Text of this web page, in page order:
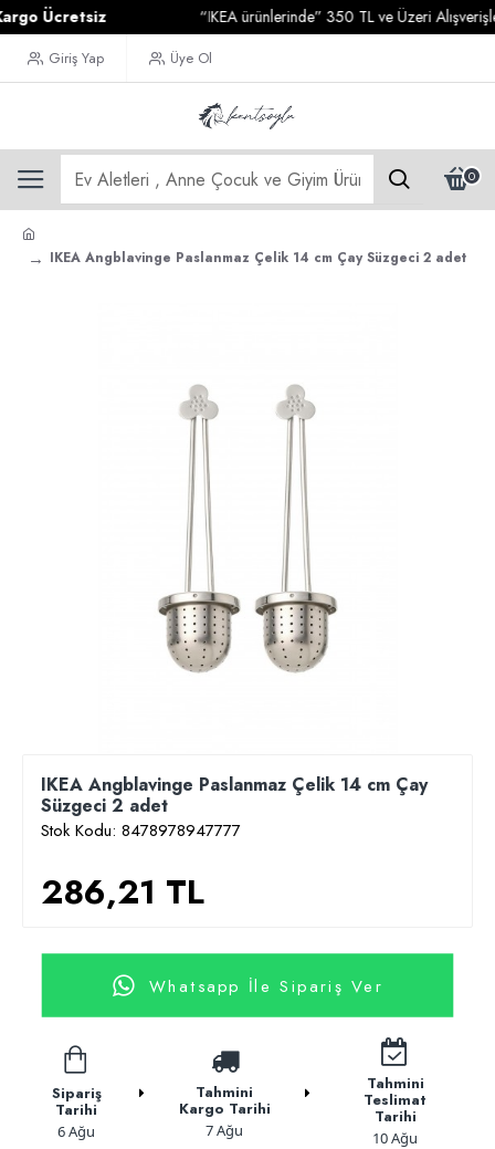
Ücretsiz “IKEA ürünlerinde” 350 TL ve Üzeri
Giriş Yap Üye Ol
0
IKEA Angblavinge Paslanmaz Çelik 14 cm Çay Süzgeci 2 adet
IKEA Angblavinge Paslanmaz Çelik 14 cm Çay
Süzgeci 2 adet
Stok Kodu: 8478978947777
286,21 TL
Whatsapp İle Sipariş Ver
Sipariş
Tarihi
6 Ağu
Tahmini
Kargo Tarihi
7 Ağu
Tahmini
Teslimat
Tarihi
10 Ağu